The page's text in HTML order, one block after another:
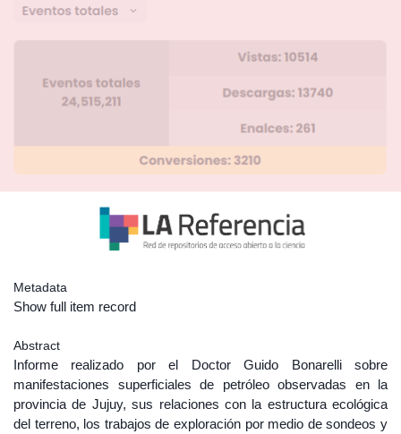
Metadata
Show full item record
Abstract
Informe realizado por el Doctor Guido Bonarelli sobre
manifestaciones superficiales de petróleo observadas en la
provincia de Jujuy, sus relaciones con la estructura ecológica
del terreno, los trabajos de exploración por medio de sondeos y